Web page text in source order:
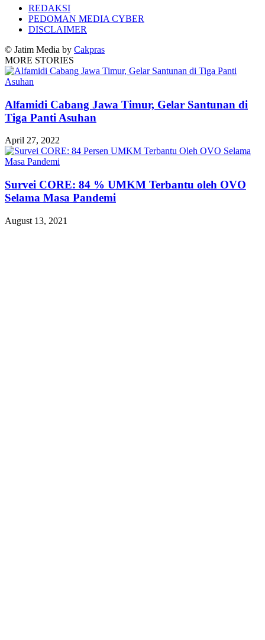
REDAKSI
PEDOMAN MEDIA CYBER
DISCLAIMER
© Jatim Media by Cakpras
MORE STORIES
Alfamidi Cabang Jawa Timur, Gelar Santunan di
Tiga Panti Asuhan
April 27, 2022
Survei CORE: 84 % UMKM Terbantu oleh OVO
Selama Masa Pandemi
August 13, 2021